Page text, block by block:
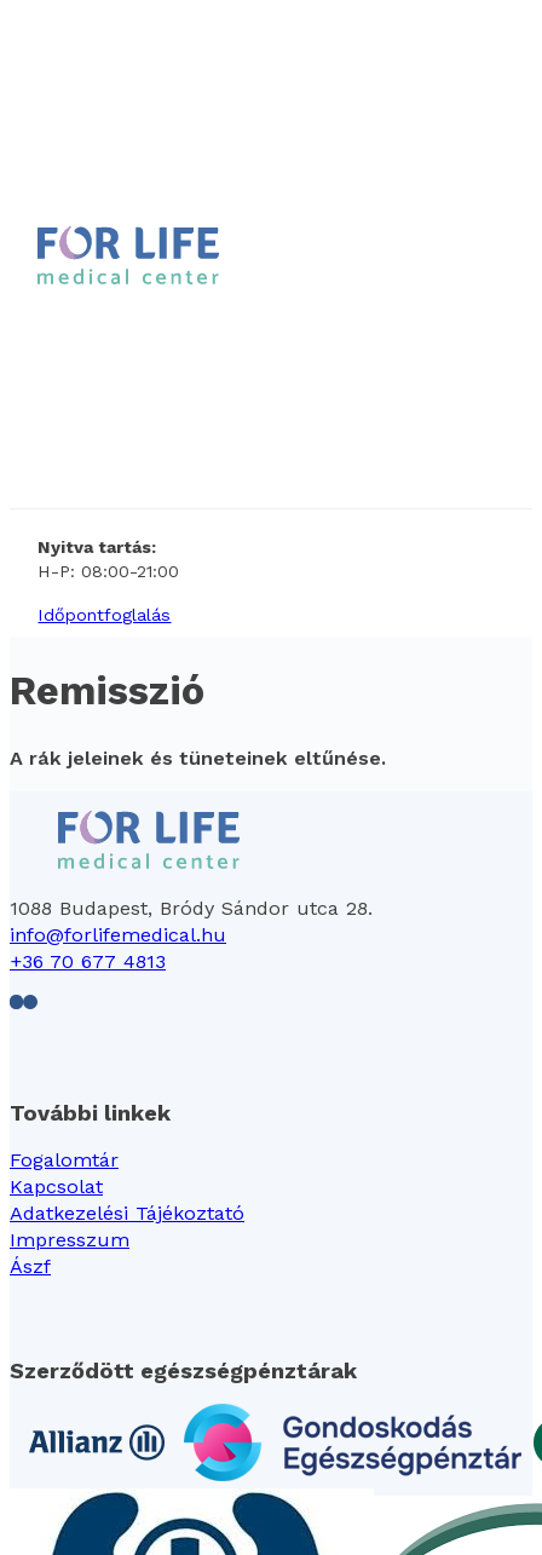
Nyitva tartás:
H-P: 08:00-21:00
Időpontfoglalás
Remisszió
A rák jeleinek és tüneteinek eltűnése.
1088 Budapest, Bródy Sándor utca 28.
info@forlifemedical.hu
+36 70 677 4813
Follow us on Facebook
Follow us on LinkedIn
További linkek
Fogalomtár
Kapcsolat
Adatkezelési Tájékoztató
Impresszum
Ászf
Szerződött egészségpénztárak